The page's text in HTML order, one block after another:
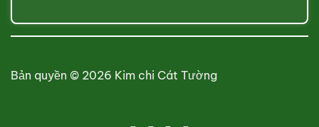
Bản quyền © 2026 Kim chi Cát Tường